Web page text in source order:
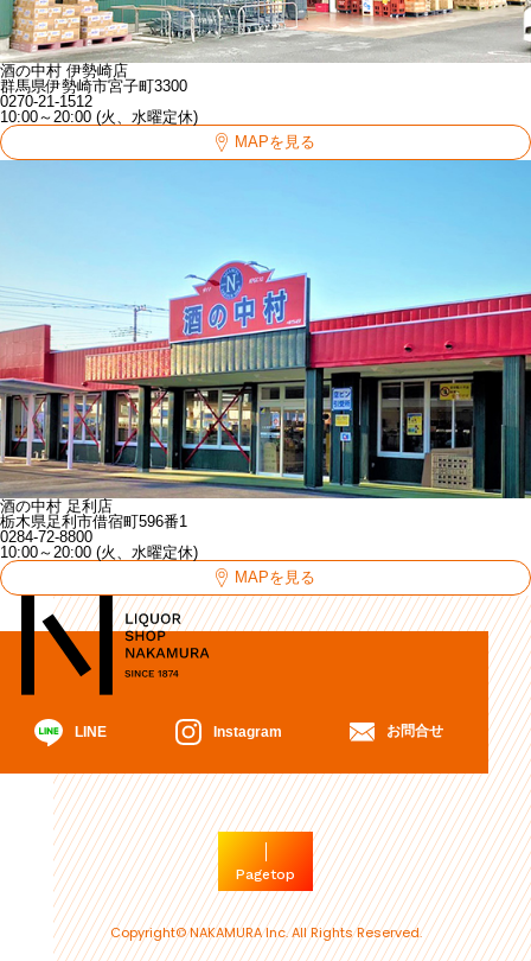
酒の中村 伊勢崎店
群馬県伊勢崎市宮子町3300
0270-21-1512
10:00～20:00 (火、水曜定休)
MAPを見る
酒の中村 足利店
栃木県足利市借宿町596番1
0284-72-8800
10:00～20:00 (火、水曜定休)
MAPを見る
LINE Instagram お問合せ
Pagetop
Copyright© NAKAMURA Inc. All Rights Reserved.